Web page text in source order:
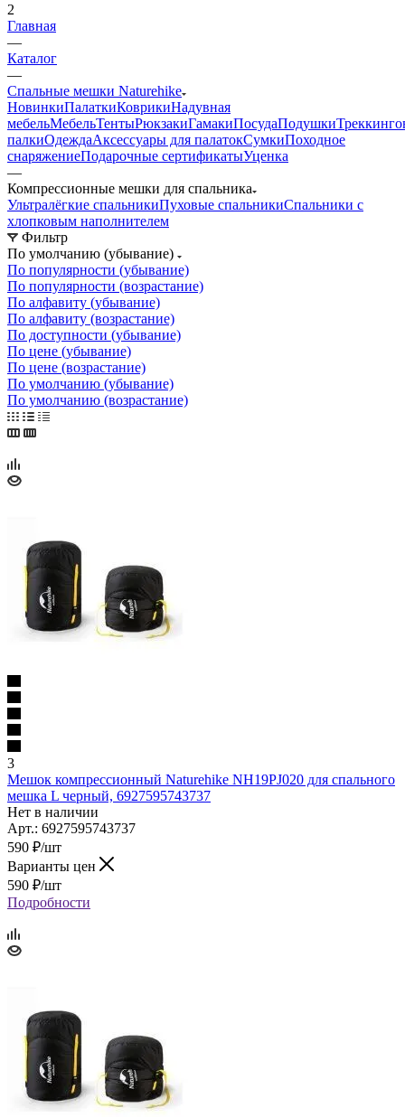
2
Главная
—
Каталог
—
Спальные мешки Naturehike
НовинкиПалаткиКоврикиНадувная
мебельМебельТентыРюкзакиГамакиПосудаПодушки
палкиОдеждаАксессуары для палатокСумкиПоходное
снаряжениеПодарочные сертификатыУценка
—
Компрессионные мешки для спальника
Ультралёгкие спальникиПуховые спальникиСпальники с
хлопковым наполнителем
Фильтр
По умолчанию (убывание)
По популярности (убывание)
По популярности (возрастание)
По алфавиту (убывание)
По алфавиту (возрастание)
По доступности (убывание)
По цене (убывание)
По цене (возрастание)
По умолчанию (убывание)
По умолчанию (возрастание)
3
Мешок компрессионный Naturehike NH19PJ020 для спального
мешка L черный, 6927595743737
Нет в наличии
Арт.: 6927595743737
590 ₽/шт
Варианты цен
590 ₽/шт
Подробности